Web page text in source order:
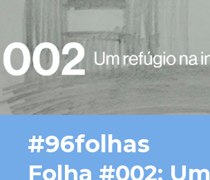
#96folhas
Folha #002: Um